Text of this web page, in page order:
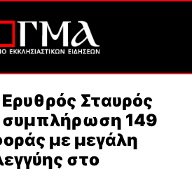
Σταυρός
συμπλήρωση 149
με μεγάλη
στο